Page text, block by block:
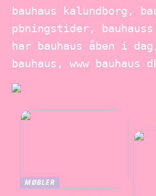
bauhaus kalundborg,
pbningstider,
har bauhaus åben i
bauhaus, www bauhaus
MØBLER